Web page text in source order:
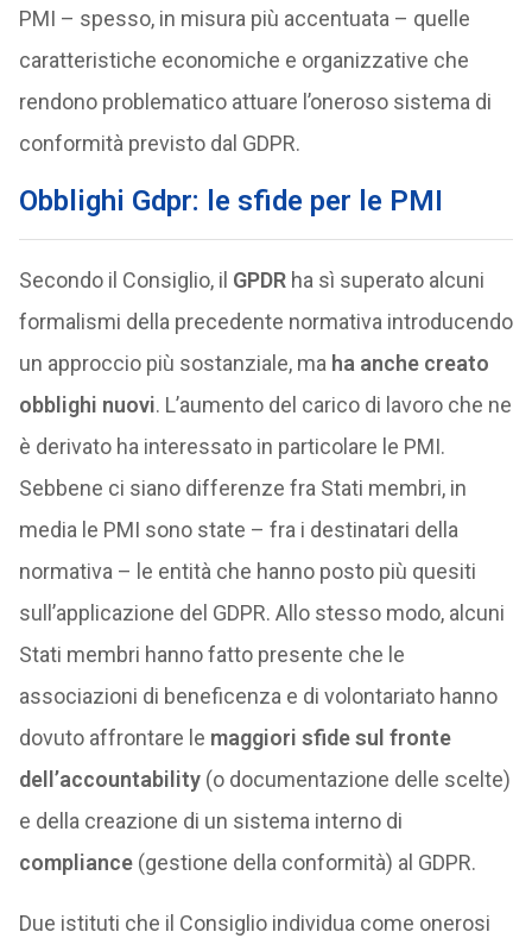
PMI – spesso, in misura più accentuata – quelle
caratteristiche economiche e organizzative che
rendono problematico attuare l’oneroso sistema di
conformità previsto dal GDPR.
Obblighi Gdpr: le sfide per le PMI
Secondo il Consiglio, il GPDRha sì superato alcuni
formalismi della precedente normativa introducendo
un approccio più sostanziale, ma ha anche creato
obblighi nuovi. L’aumento del carico di lavoro che ne
è derivato ha interessato in particolare le PMI.
Sebbene ci siano differenze fra Stati membri, in
media le PMI sono state – fra i destinatari della
normativa – le entità che hanno posto più quesiti
sull’applicazione del GDPR. Allo stesso modo, alcuni
Stati membri hanno fatto presente che le
associazioni di beneficenza e di volontariato hanno
dovuto affrontare le maggiori sfide sul fronte
dell’accountability (o documentazione delle scelte)
e della creazione di un sistema interno di
compliance(gestione della conformità) al GDPR.
Due istituti che il Consiglio individua come onerosi